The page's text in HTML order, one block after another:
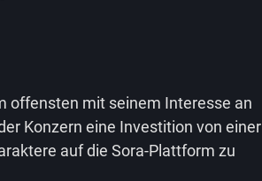
offensten mit seinem Interesse an
Konzern eine Investition von einer
auf die Sora-Plattform zu